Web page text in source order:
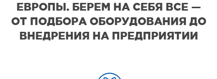
ЕВРОПЫ. БЕРЕМ НА СЕБЯ ВСЕ —
ОТ ПОДБОРА ОБОРУДОВАНИЯ ДО
ВНЕДРЕНИЯ НА ПРЕДПРИЯТИИ